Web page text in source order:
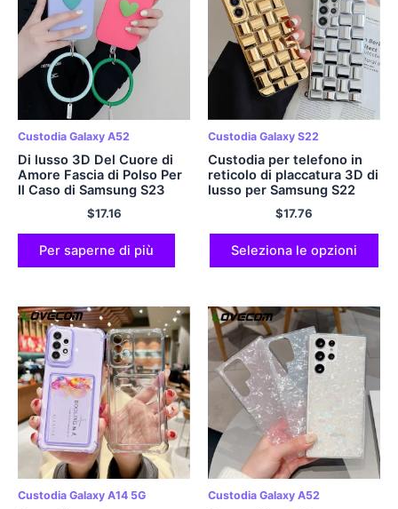
Custodia Galaxy A52
Di lusso 3D Del Cuore di
Amore Fascia di Polso Per
Il Caso di Samsung S23
S22 S21 S20 Ultra FE Plus
A53 A52 A23 A13 a14 A34
A54 A32 5G Molle Della
Copertura
$17.16
Per saperne di più
Custodia Galaxy S22
Custodia per telefono in
reticolo di placcatura 3D di
lusso per Samsung S22
Ultra Plus S21 Plus Cover
posteriore in silicone
morbido ultra antiurto
$17.76
Seleziona le opzioni
Custodia Galaxy A14 5G Custodia Galaxy A52